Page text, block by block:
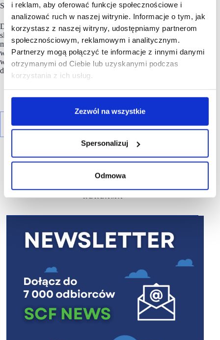
i reklam, aby oferować funkcje społecznościowe i
analizować ruch w naszej witrynie. Informacje o tym, jak
korzystasz z naszej witryny, udostępniamy partnerom
społecznościowym, reklamowym i analitycznym.
Partnerzy mogą połączyć te informacje z innymi danymi
otrzymanymi od Ciebie lub uzyskanymi podczas
korzystania z ich usług.
Zezwól na wszystkie
Spersonalizuj
Odmowa
Schmidt, partnerSøstrene Grene.
Dzięki otwarciu w Polsce Søstrene Grenema teraz ponad 400
sklepów na 18 rynkach europejskich. Klienci w całym kraju
mogą spodziewać się pojawienia kolejnych sklepów jeszcze
w tym roku, a więcej szczegółów zostanie ujawnionych
w najbliższych miesiącach. Sklep internetowy marki jest już
dostępny w całym kraju od 30 marca.
R E K L A M A